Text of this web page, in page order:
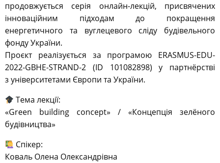
продовжується серія онлайн-лекцій, присвячених
інноваційним підходам до покращення
енергетичного та вуглецевого сліду будівельного
фонду України.
Проєкт реалізується за програмою ERASMUS-EDU-
2022-GBHE-STRAND-2 (ID 101082898) у партнёрстві
з університетами Європи та України.
Тема лекції:
«Green building concept» / «Концепція зелёного
будівництва»
Спікер:
Коваль Олена Олександрівна